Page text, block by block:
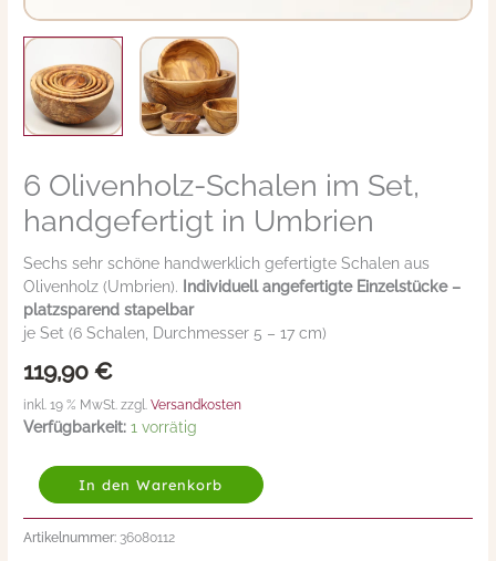
6 Olivenholz-Schalen im Set,
handgefertigt in Umbrien
Sechs sehr schöne handwerklich gefertigte Schalen aus
Olivenholz (Umbrien).
Individuell angefertigte Einzelstücke –
platzsparend stapelbar
je Set (6 Schalen, Durchmesser 5 – 17 cm)
119,90€
inkl. 19 % MwSt. zzgl.Versandkosten
Verfügbarkeit: 1 vorrätig
6
Olivenholz-
Schalen
Set,
handgefertigt
in
Umbrien
Menge
In den Warenkorb
Artikelnummer: 36080112